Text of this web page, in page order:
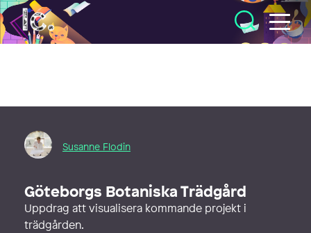
Illustratörcentrum
Susanne Flodin
Göteborgs Botaniska Trädgård
Uppdrag att visualisera kommande projekt i
trädgården.